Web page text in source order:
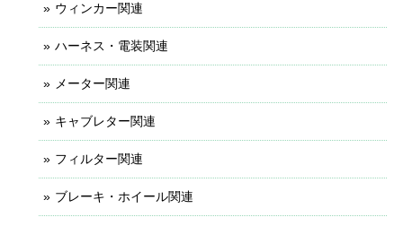
ウィンカー関連
ハーネス・電装関連
メーター関連
キャブレター関連
フィルター関連
ブレーキ・ホイール関連